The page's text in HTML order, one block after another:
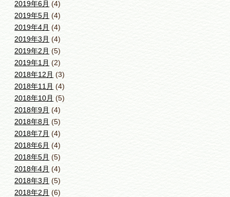
2019年6月 (4)
2019年5月 (4)
2019年4月 (4)
2019年3月 (4)
2019年2月 (5)
2019年1月 (2)
2018年12月 (3)
2018年11月 (4)
2018年10月 (5)
2018年9月 (4)
2018年8月 (5)
2018年7月 (4)
2018年6月 (4)
2018年5月 (5)
2018年4月 (4)
2018年3月 (5)
2018年2月 (6)